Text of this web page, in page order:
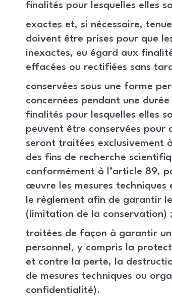
finalités pour lesquelles elles
exactes et, si nécessaire,
doivent être prises pour que
inexactes, eu égard aux
effacées ou rectifiées sans
conservées sous une forme
concernées pendant une
finalités pour lesquelles elles
peuvent être conservées pour
seront traitées exclusivement
des fins de recherche
conformément à l’article 89,
œuvre les mesures techniques
le règlement afin de garantir
(limitation de la conservation) ;
traitées de façon à garantir
personnel, y compris la
et contre la perte, la
de mesures techniques ou
confidentialité).